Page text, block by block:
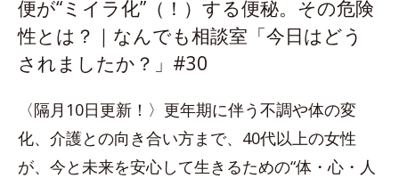
便が“ミイラ化”（！）する便秘。その危険
性とは？｜なんでも相談室「今日はどう
されましたか？」#30
〈隔月10日更新！〉更年期に伴う不調や体の変
化、介護との向き合い方まで、40代以上の女性
が、今と未来を安心して生きるための“体・心・人